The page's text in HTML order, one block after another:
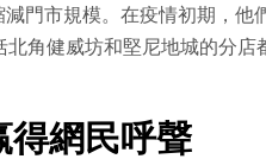
門市規模。在疫情初期，他
角健威坊和堅尼地城的分店
得網民呼聲